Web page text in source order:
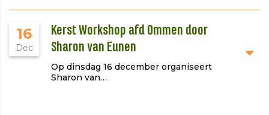
16
Dec
Kerst Workshop afd Ommen door
Sharon van Eunen
Op dinsdag 16 december organiseert
Sharon van…